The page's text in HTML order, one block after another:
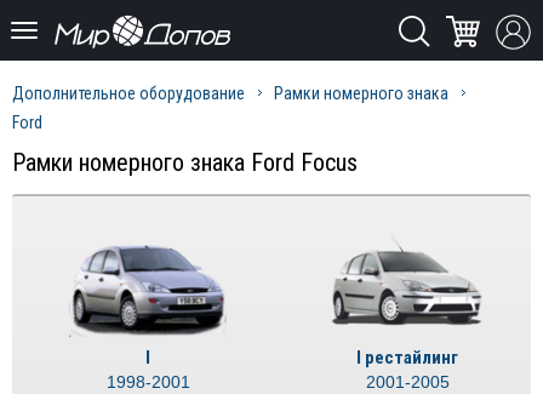
Дополнительное оборудование
Рамки номерного знака
Ford
Рамки номерного знака Ford Focus
I
1998-2001
I рестайлинг
2001-2005